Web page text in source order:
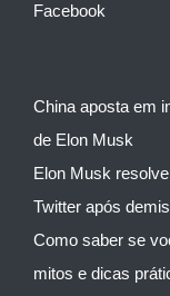
Facebook
China aposta em
de Elon Musk
Elon Musk
Twitter após
Como saber se
mitos e dicas